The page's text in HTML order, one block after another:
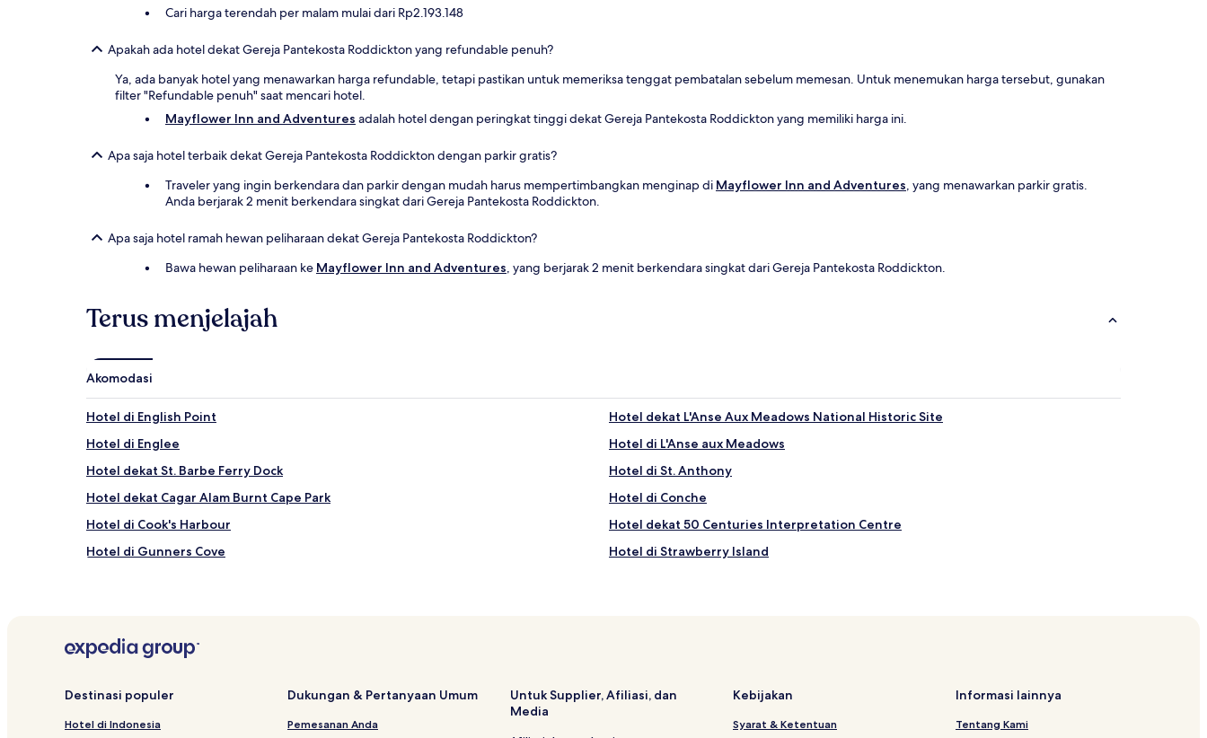
Cari harga terendah per malam mulai dari Rp2.193.148
Apakah ada hotel dekat Gereja Pantekosta Roddickton yang refundable penuh?
Ya, ada banyak hotel yang menawarkan harga refundable, tetapi pastikan untuk memeriksa tenggat pembatalan sebelum memesan. Untuk menemukan harga tersebut, gunakan
filter "Refundable penuh" saat mencari hotel.
Mayflower Inn and Adventures adalah hotel dengan peringkat tinggi dekat Gereja Pantekosta Roddickton yang memiliki harga ini.
Apa saja hotel terbaik dekat Gereja Pantekosta Roddickton dengan parkir gratis?
Traveler yang ingin berkendara dan parkir dengan mudah harus mempertimbangkan menginap di Mayflower Inn and Adventures, yang menawarkan parkir gratis.
Anda berjarak 2 menit berkendara singkat dari Gereja Pantekosta Roddickton.
Apa saja hotel ramah hewan peliharaan dekat Gereja Pantekosta Roddickton?
Bawa hewan peliharaan ke Mayflower Inn and Adventures, yang berjarak 2 menit berkendara singkat dari Gereja Pantekosta Roddickton.
Terus menjelajah
Akomodasi
Hotel di English Point
Hotel dekat L'Anse Aux Meadows National Historic Site
Hotel di Englee
Hotel di L'Anse aux Meadows
Hotel dekat St. Barbe Ferry Dock
Hotel di St. Anthony
Hotel dekat Cagar Alam Burnt Cape Park
Hotel di Conche
Hotel di Cook's Harbour
Hotel dekat 50 Centuries Interpretation Centre
Hotel di Gunners Cove
Hotel di Strawberry Island
Destinasi populer
Hotel di Indonesia
Dukungan & Pertanyaan Umum
Pemesanan Anda
Untuk Supplier, Afiliasi, dan
Media
Kebijakan
Syarat & Ketentuan
Informasi lainnya
Tentang Kami